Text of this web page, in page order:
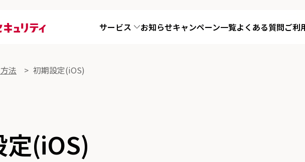
ュリティ サービス お知らせキャンペーン一覧よくある質問ご利
法 初期設定(iOS)
(iOS)